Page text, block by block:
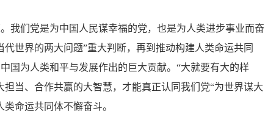
我们党是为中国人民谋幸福的党，也是为人类进步事业而奋
世界的两大问题”重大判断，再到推动构建人类命运共同
国为人类和平与发展作出的巨大贡献。“大就要有大的样
当、合作共赢的大智慧，才能真正认同我们党“为世界谋大
命运共同体不懈奋斗。